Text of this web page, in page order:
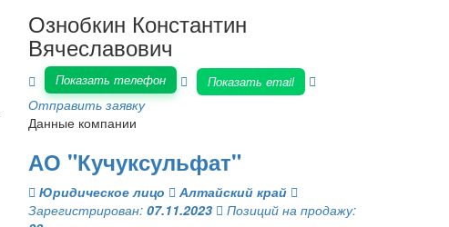
Ознобкин Константин
Вячеславович
Показать телефон Показать email
Отправить заявку
Данные компании
АО "Кучуксульфат"
Юридическое лицо
Алтайский край
Зарегистрирован: 07.11.2023
Позиций на продажу: